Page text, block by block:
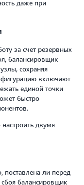
даже при
за счет резервных
балансировщик
сохраняя
включают
единой точки
быстро
двумя
поставлена ли перед
балансировщик